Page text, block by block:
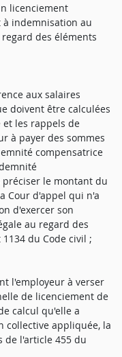
licenciement
indemnisation au
des éléments
aux salaires
doivent être calculées
les rappels de
à payer des sommes
compensatrice
le montant du
Cour d'appel qui n'a
d'exercer son
au regard des
du Code civil ;
l'employeur à verser
de licenciement de
calcul qu'elle a
collective appliquée, la
de l'article 455 du